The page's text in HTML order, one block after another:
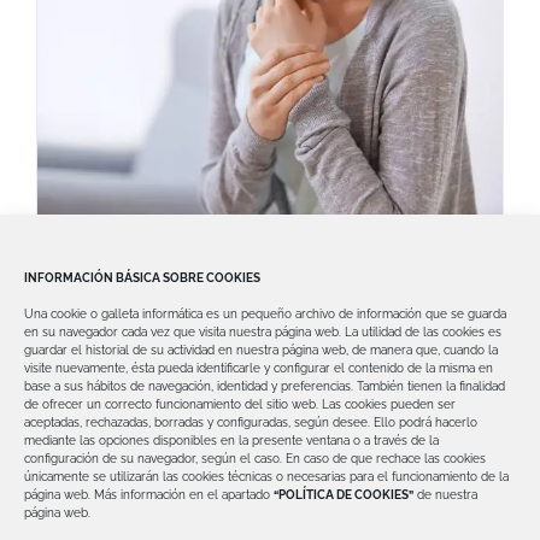
INFORMACIÓN BÁSICA SOBRE COOKIES
Una cookie o galleta informática es un pequeño archivo de información que se guarda
en su navegador cada vez que visita nuestra página web.
La utilidad de las cookies es
guardar el historial de su actividad en nuestra página web, de manera que, cuando la
visite nuevamente, ésta pueda identificarle y configurar el contenido de la misma en
base a sus hábitos de navegación, identidad y preferencias. También tienen la finalidad
de ofrecer un correcto funcionamiento del sitio web.
Las cookies pueden ser
aceptadas, rechazadas, borradas y configuradas, según desee. Ello podrá hacerlo
mediante las opciones disponibles en la presente ventana o a través de la
configuración de su navegador, según el caso. En caso de que rechace las cookies
únicamente se utilizarán las cookies técnicas o necesarias para el funcionamiento de la
página web. Más información en el apartado “POLÍTICA DE COOKIES” de nuestra
página web.
Enfermedades reumáticas y salud
Por si no lo sabías, existe una sólida
relación entre las enfermedades reumáticas